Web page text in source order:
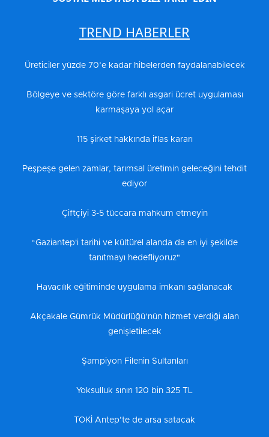
TREND HABERLER
Üreticiler yüzde 70’e kadar hibelerden faydalanabilecek
Bölgeye ve sektöre göre farklı asgari ücret uygulaması
karmaşaya yol açar
115 şirket hakkında iflas kararı
Peşpeşe gelen zamlar, tarımsal üretimin geleceğini tehdit
ediyor
Çiftçiyi 3-5 tüccara mahkum etmeyin
“Gaziantep'i tarihi ve kültürel alanda da en iyi şekilde
tanıtmayı hedefliyoruz"
Havacılık eğitiminde uygulama imkanı sağlanacak
Akçakale Gümrük Müdürlüğü’nün hizmet verdiği alan
genişletilecek
Şampiyon Filenin Sultanları
Yoksulluk sınırı 120 bin 325 TL
TOKİ Antep’te de arsa satacak